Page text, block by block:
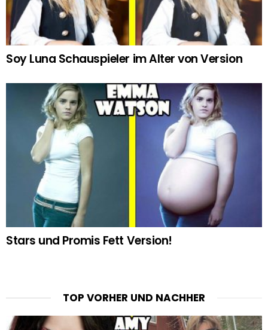
Soy Luna Schauspieler im Alter von Version
Stars und Promis Fett Version!
TOP VORHER UND NACHHER